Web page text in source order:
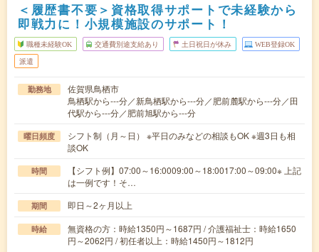
＜履歴書不要＞資格取得サポートで未経験から
即戦力に！小規模施設のサポート！
職種未経験OK 交通費別途支給あり 土日祝日が休み WEB登録OK
派遣
勤務地
佐賀県鳥栖市
鳥栖駅から---分／新鳥栖駅から---分／肥前麓駅から---分／田
代駅から---分／肥前旭駅から---分
曜日頻度
シフト制（月～日） ※平日のみなどの相談もOK ※週3日も相
談OK
時間
【シフト例】07:00～16:0009:00～18:0017:00～09:00※ 上記
は一例です！そ…
期間 即日～2ヶ月以上
時給
無資格の方：時給1350円～1687円 / 介護福祉士：時給1650
円～2062円 / 初任者以上：時給1450円～1812円